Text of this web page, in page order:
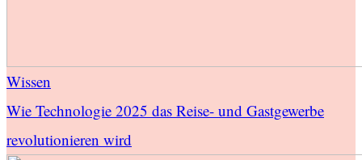
Wissen
Wie Technologie 2025 das Reise- und Gastgewerbe
revolutionieren wird